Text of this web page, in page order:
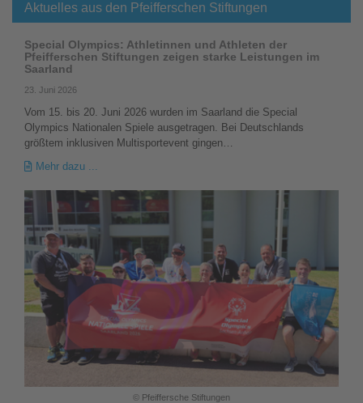
Aktuelles aus den Pfeifferschen Stiftungen
Special Olympics: Athletinnen und Athleten der
Pfeifferschen Stiftungen zeigen starke Leistungen im
Saarland
23. Juni 2026
Vom 15. bis 20. Juni 2026 wurden im Saarland die Special
Olympics Nationalen Spiele ausgetragen. Bei Deutschlands
größtem inklusiven Multisportevent gingen…
Mehr dazu ...
© Pfeiffersche Stiftungen